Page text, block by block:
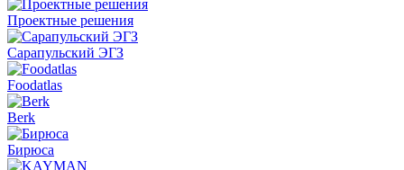
Проектные решения
Сарапульский ЭГЗ
Foodatlas
Berk
Бирюса